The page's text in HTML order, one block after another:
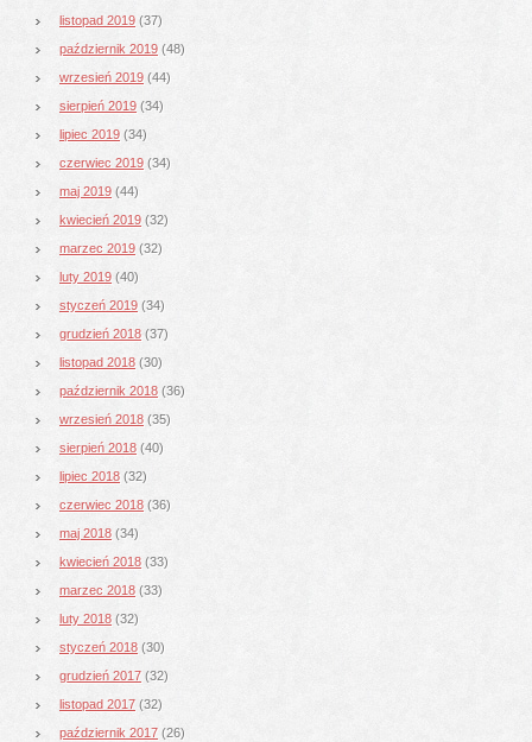
listopad 2019 (37)
październik 2019 (48)
wrzesień 2019 (44)
sierpień 2019 (34)
lipiec 2019 (34)
czerwiec 2019 (34)
maj 2019 (44)
kwiecień 2019 (32)
marzec 2019 (32)
luty 2019 (40)
styczeń 2019 (34)
grudzień 2018 (37)
listopad 2018 (30)
październik 2018 (36)
wrzesień 2018 (35)
sierpień 2018 (40)
lipiec 2018 (32)
czerwiec 2018 (36)
maj 2018 (34)
kwiecień 2018 (33)
marzec 2018 (33)
luty 2018 (32)
styczeń 2018 (30)
grudzień 2017 (32)
listopad 2017 (32)
październik 2017 (26)